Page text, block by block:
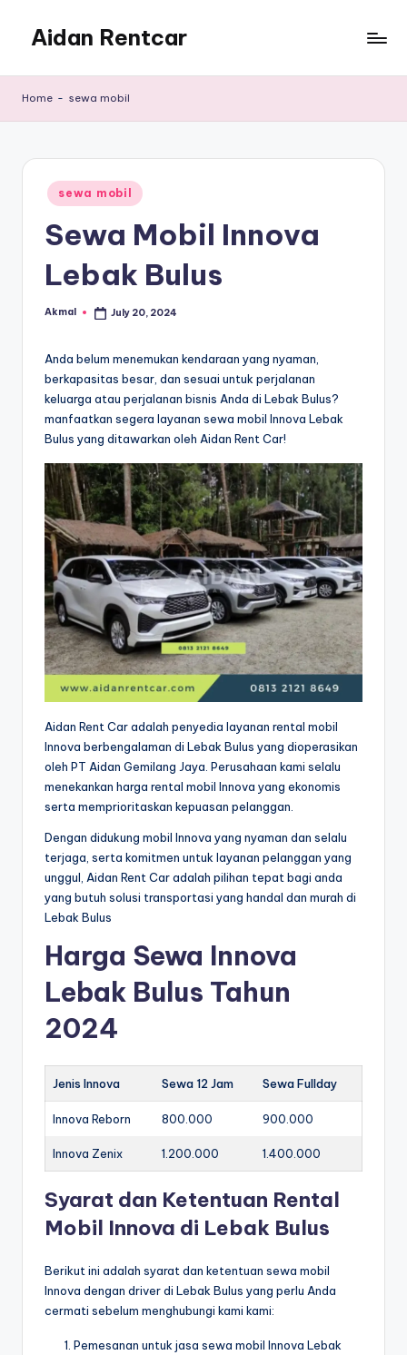
content
Aidan Rentcar
Murah
Home - sewa mobil
Posted
in
sewa mobil
Sewa Mobil Innova
Lebak Bulus
Posted
Akmal July 20, 2024
Anda belum menemukan kendaraan yang nyaman,
berkapasitas besar, dan sesuai untuk perjalanan
keluarga atau perjalanan bisnis Anda di Lebak Bulus?
manfaatkan segera layanan sewa mobil Innova Lebak
Bulus yang ditawarkan oleh Aidan Rent Car!
Aidan Rent Car adalah penyedia layanan rental mobil
Innova berbengalaman di Lebak Bulus yang dioperasikan
oleh PT Aidan Gemilang Jaya. Perusahaan kami selalu
menekankan harga rental mobil Innova yang ekonomis
serta memprioritaskan kepuasan pelanggan.
Dengan didukung mobil Innova yang nyaman dan selalu
terjaga, serta komitmen untuk layanan pelanggan yang
unggul, Aidan Rent Car adalah pilihan tepat bagi anda
yang butuh solusi transportasi yang handal dan murah di
Lebak Bulus
Harga Sewa Innova
Lebak Bulus Tahun
2024
Jenis Innova Sewa 12 Jam Sewa Fullday
Innova Reborn 800.000 900.000
Innova Zenix 1.200.000 1.400.000
Syarat dan Ketentuan Rental
Mobil Innova di Lebak Bulus
Berikut ini adalah syarat dan ketentuan sewa mobil
Innova dengan driver di Lebak Bulus yang perlu Anda
cermati sebelum menghubungi kami kami:
Pemesanan untuk jasa sewa mobil Innova Lebak